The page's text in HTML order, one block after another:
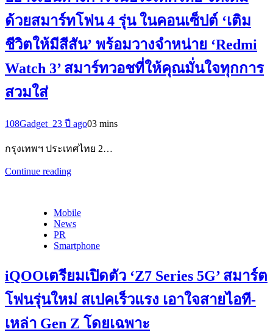
ด้วยสมาร์ทโฟน 4 รุ่น ในคอนเซ็ปต์ ‘เติม
ชีวิตให้มีสีสัน’ พร้อมวางจำหน่าย ‘Redmi
Watch 3’ สมาร์ทวอชที่ให้คุณมั่นใจทุกการ
สวมใส่
108Gadget_23 ปี ago03 mins
กรุงเทพฯ ประเทศไทย 2…
Continue reading
Mobile
News
PR
Smartphone
iQOOเตรียมเปิดตัว ‘Z7 Series 5G’ สมาร์ต
โฟนรุ่นใหม่ สเปคเร็วแรง เอาใจสายไอที-
เหล่า Gen Z โดยเฉพาะ